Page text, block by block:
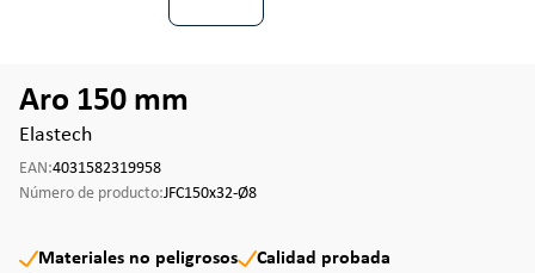
Aro 150 mm
Elastech
EAN:4031582319958
Número de producto:JFC150x32-Ø8
Materiales no peligrosos
Calidad probada